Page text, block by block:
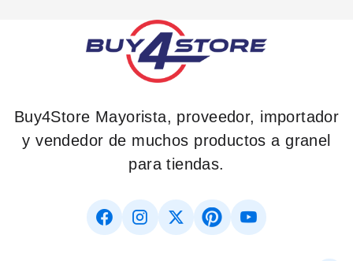
Buy4Store Mayorista, proveedor, importador
y vendedor de muchos productos a granel
para tiendas.